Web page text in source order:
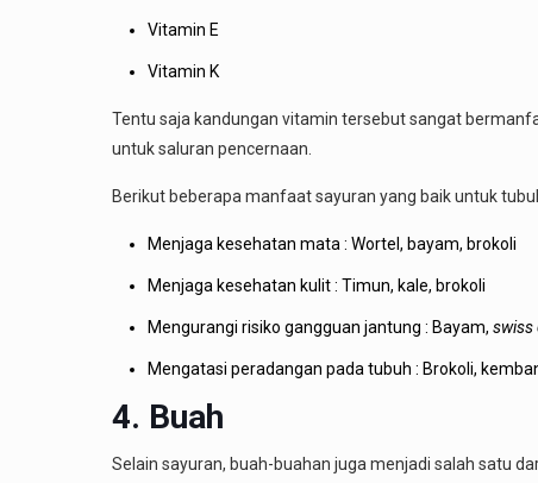
Vitamin E
Vitamin K
Tentu saja kandungan vitamin tersebut sangat
untuk saluran pencernaan.
Berikut beberapa manfaat sayuran yang baik untuk
Menjaga kesehatan mata : Wortel, bayam, brokoli
Menjaga kesehatan kulit : Timun, kale, brokoli
Mengurangi risiko gangguan jantung : Bayam, swiss
Mengatasi peradangan pada tubuh : Brokoli,
4. Buah
Selain sayuran, buah-buahan juga menjadi salah satu